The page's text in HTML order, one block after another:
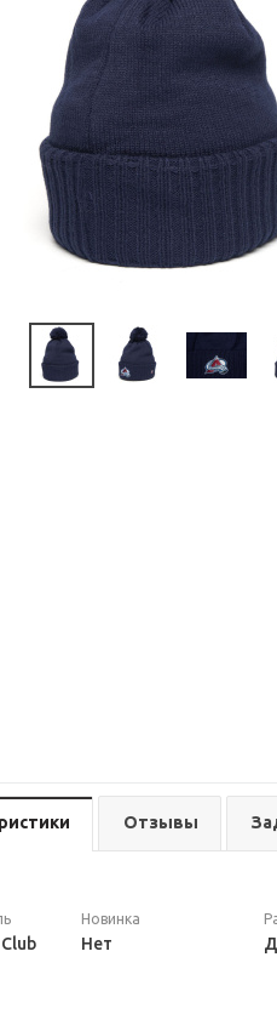
Отзывы
Новинка
Нет